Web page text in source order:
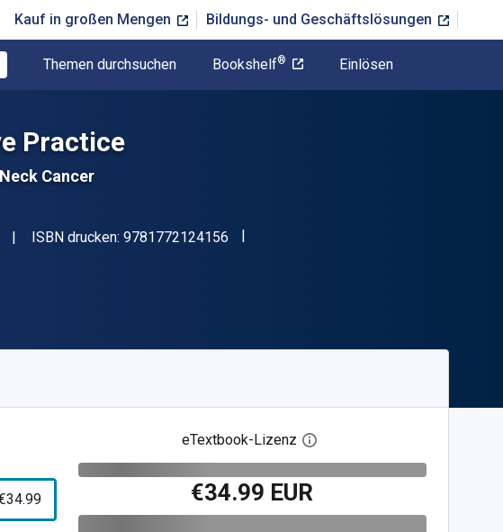
Kauf in großen Mengen Bildungs- und Geschäftslösungen
Themen durchsuchen Bookshelf® Einlösen
Practice
Cancer
ISBN drucken: 9781772124156 "ISBN-13 9781772124156"
eTextbook-Lizenz Digitalen Lizenzdialog öffnen
€34.99 EUR